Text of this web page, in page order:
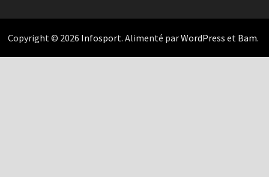
Copyright © 2026 Infosport. Alimenté parWordPress et Bam.